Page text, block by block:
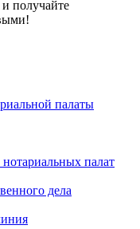
получайте
палаты
палат
дела